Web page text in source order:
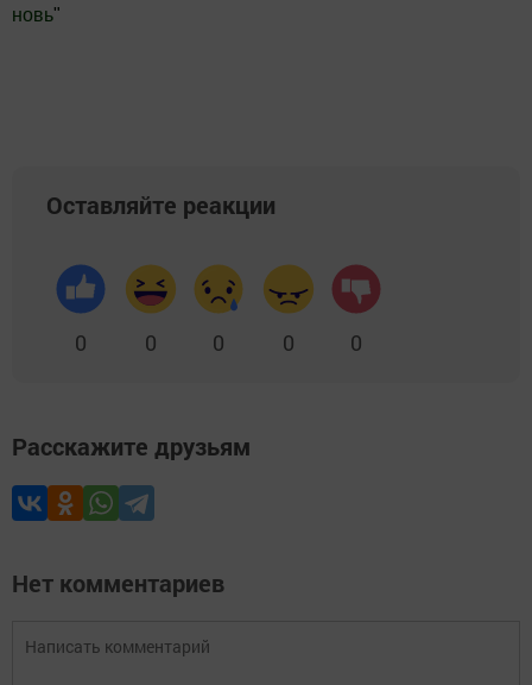
новь"
Оставляйте реакции
0 0 0 0 0
Расскажите друзьям
Нет комментариев